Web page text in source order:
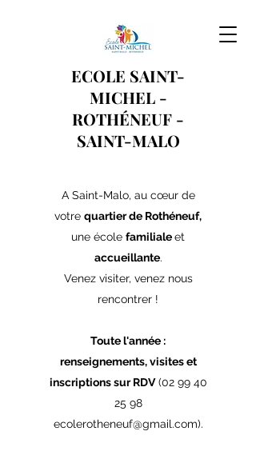
ECOLE SAINT-
MICHEL -
ROTHÉNEUF -
SAINT-MALO
A Saint-Malo, au cœur de
votre quartier de Rothéneuf,
une école familialeet
accueillante.
Venez visiter, venez nous
rencontrer !
Toute l'année :
renseignements, visites et
inscriptions sur RDV (02 99 40
25 98
ecolerotheneuf@gmail.com).